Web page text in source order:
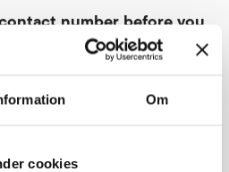
Om
cookies
number before you
the name and phone number
was written by
your start number, but
Bike Festival gravel and